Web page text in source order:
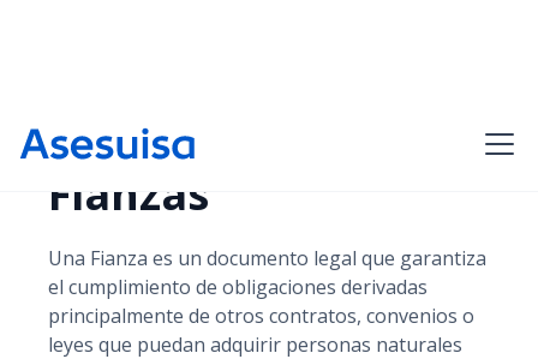
Fianzas
Una Fianza es un documento legal que garantiza
el cumplimiento de obligaciones derivadas
principalmente de otros contratos, convenios o
leyes que puedan adquirir personas naturales